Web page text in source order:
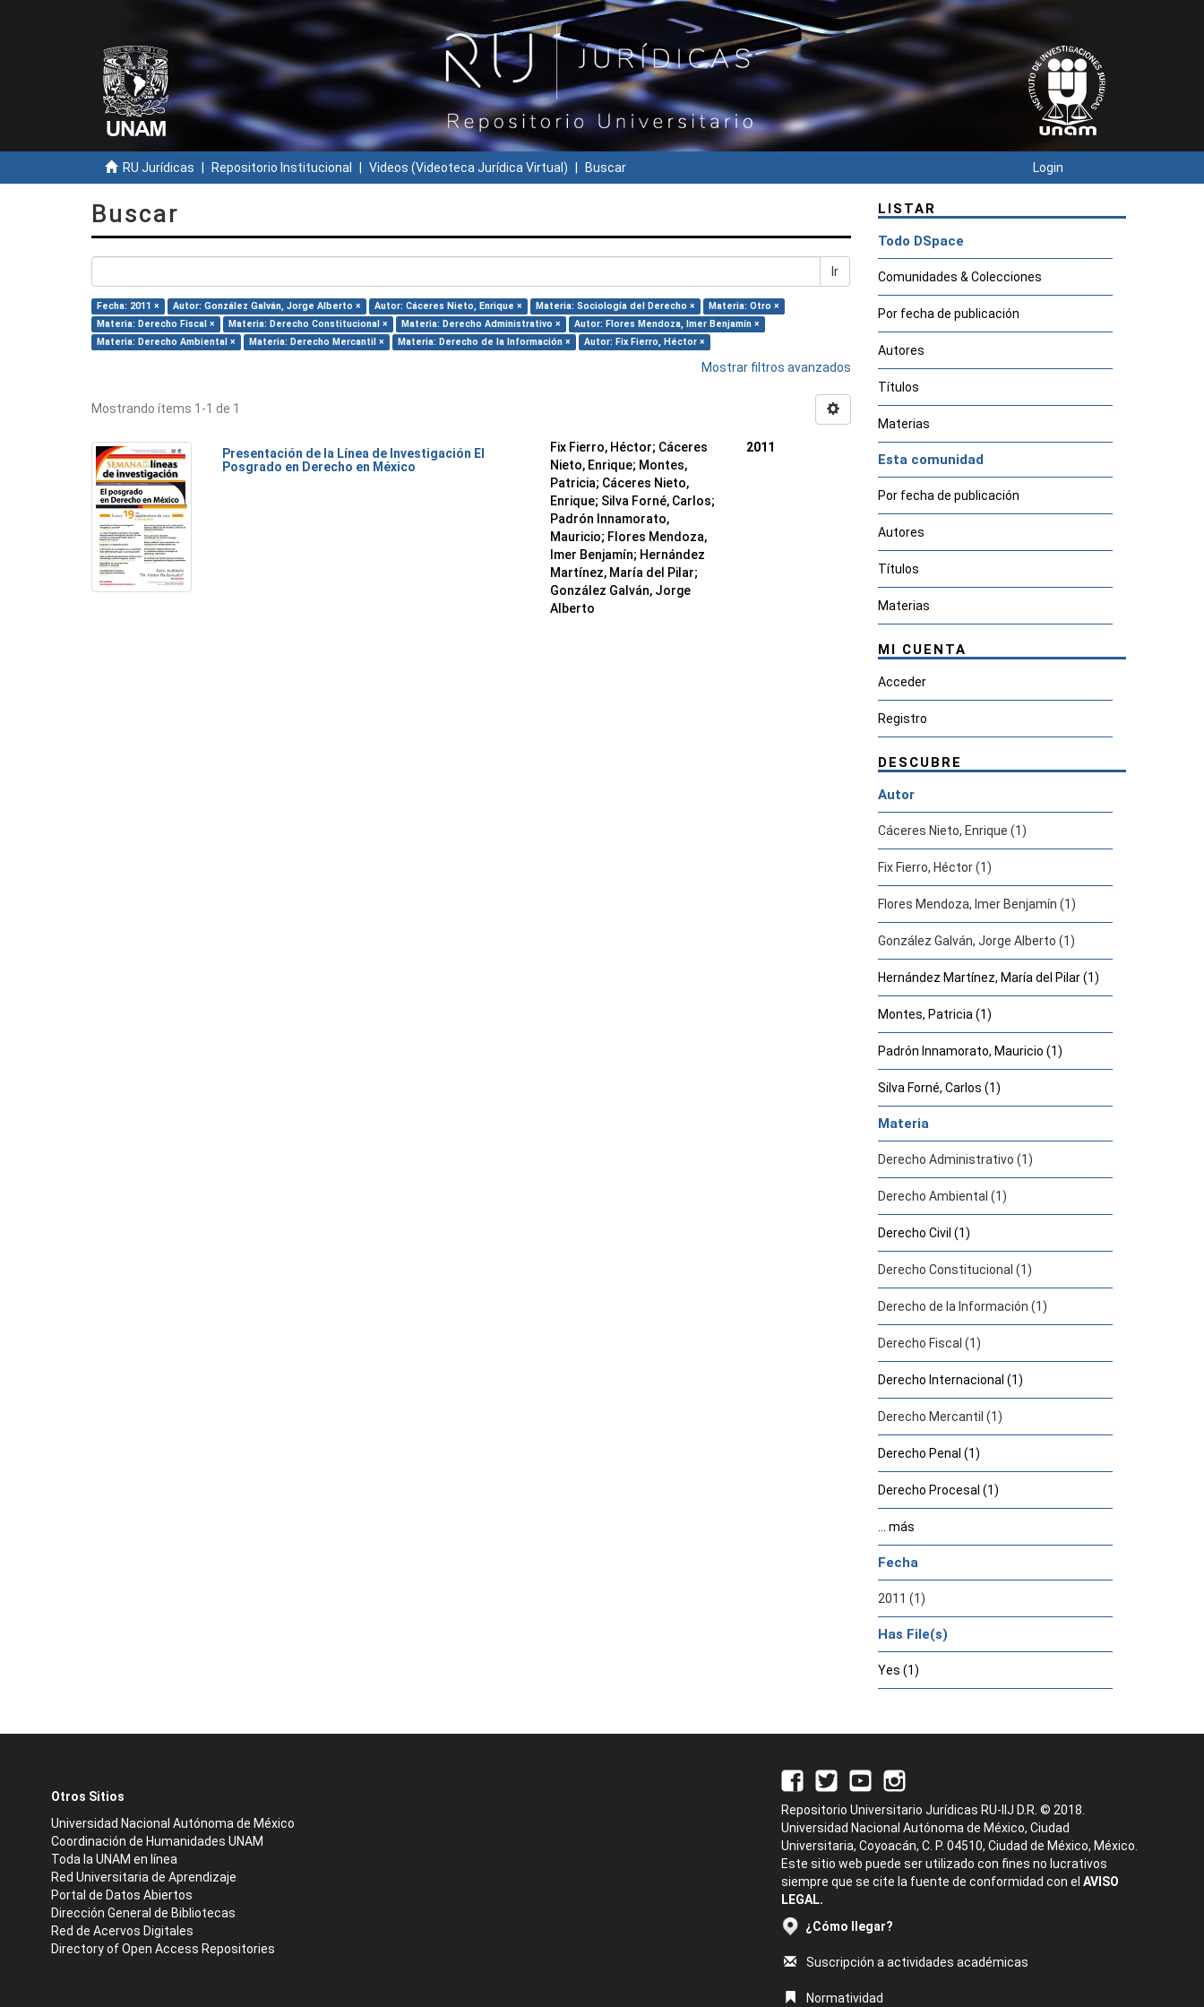
RU Jurídicas Repositorio Institucional Videos (Videoteca Jurídica Virtual) Buscar Login
Buscar
Ir
Fecha: 2011 × Autor: González Galván, Jorge Alberto × Autor: Cáceres Nieto, Enrique × Materia: Sociología del Derecho ×
Materia: Otro ×
Materia: Derecho Fiscal ×
Materia: Derecho Constitucional × Materia: Derecho Administrativo ×
Autor: Flores Mendoza, Imer Benjamín ×
Materia: Derecho Ambiental ×
Materia: Derecho Mercantil × Materia: Derecho de la Información × Autor: Fix Fierro, Héctor ×
Mostrar filtros avanzados
Mostrando ítems 1-1 de 1
Presentación de la Línea de Investigación El
Posgrado en Derecho en México
Fix Fierro, Héctor; Cáceres
Nieto, Enrique; Montes,
Patricia; Cáceres Nieto,
Enrique; Silva Forné, Carlos;
Padrón Innamorato,
Mauricio; Flores Mendoza,
Imer Benjamín; Hernández
Martínez, María del Pilar;
González Galván, Jorge
Alberto
2011
LISTAR
Todo DSpace
Comunidades & Colecciones
Por fecha de publicación
Autores
Títulos
Materias
Esta comunidad
Por fecha de publicación
Autores
Títulos
Materias
MI CUENTA
Acceder
Registro
DESCUBRE
Autor
Cáceres Nieto, Enrique (1)
Fix Fierro, Héctor (1)
Flores Mendoza, Imer Benjamín (1)
González Galván, Jorge Alberto (1)
Hernández Martínez, María del Pilar (1)
Montes, Patricia (1)
Padrón Innamorato, Mauricio (1)
Silva Forné, Carlos (1)
Materia
Derecho Administrativo (1)
Derecho Ambiental (1)
Derecho Civil (1)
Derecho Constitucional (1)
Derecho de la Información (1)
Derecho Fiscal (1)
Derecho Internacional (1)
Derecho Mercantil (1)
Derecho Penal (1)
Derecho Procesal (1)
... más
Fecha
2011 (1)
Has File(s)
Yes (1)
Otros Sitios
Universidad Nacional Autónoma de México
Coordinación de Humanidades UNAM
Toda la UNAM en línea
Red Universitaria de Aprendizaje
Portal de Datos Abiertos
Dirección General de Bibliotecas
Red de Acervos Digitales
Directory of Open Access Repositories
Repositorio Universitario Jurídicas RU-IIJ D.R. © 2018.
Universidad Nacional Autónoma de México, Ciudad
Universitaria, Coyoacán, C. P. 04510, Ciudad de México, México.
Este sitio web puede ser utilizado con fines no lucrativos
siempre que se cite la fuente de conformidad con el AVISO
LEGAL.
¿Cómo llegar?
Suscripción a actividades académicas
Normatividad